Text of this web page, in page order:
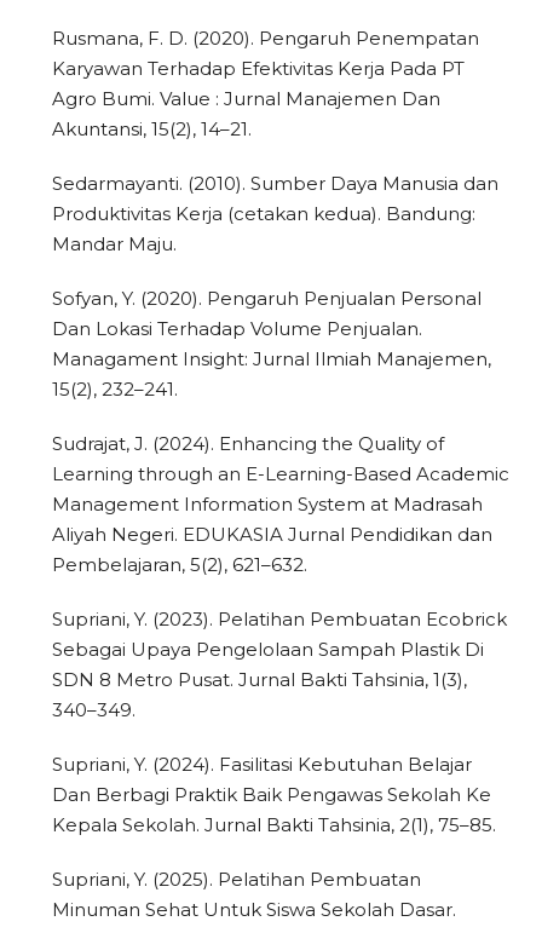
Rusmana, F. D. (2020). Pengaruh Penempatan
Karyawan Terhadap Efektivitas Kerja Pada PT
Agro Bumi. Value : Jurnal Manajemen Dan
Akuntansi, 15(2), 14–21.
Sedarmayanti. (2010). Sumber Daya Manusia dan
Produktivitas Kerja (cetakan kedua). Bandung:
Mandar Maju.
Sofyan, Y. (2020). Pengaruh Penjualan Personal
Dan Lokasi Terhadap Volume Penjualan.
Managament Insight: Jurnal Ilmiah Manajemen,
15(2), 232–241.
Sudrajat, J. (2024). Enhancing the Quality of
Learning through an E-Learning-Based Academic
Management Information System at Madrasah
Aliyah Negeri. EDUKASIA Jurnal Pendidikan dan
Pembelajaran, 5(2), 621–632.
Supriani, Y. (2023). Pelatihan Pembuatan Ecobrick
Sebagai Upaya Pengelolaan Sampah Plastik Di
SDN 8 Metro Pusat. Jurnal Bakti Tahsinia, 1(3),
340–349.
Supriani, Y. (2024). Fasilitasi Kebutuhan Belajar
Dan Berbagi Praktik Baik Pengawas Sekolah Ke
Kepala Sekolah. Jurnal Bakti Tahsinia, 2(1), 75–85.
Supriani, Y. (2025). Pelatihan Pembuatan
Minuman Sehat Untuk Siswa Sekolah Dasar.